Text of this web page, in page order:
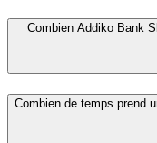
Combien Addiko Bank
Combien de temps prend